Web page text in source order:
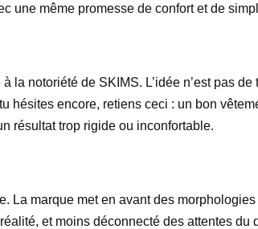
une même promesse de confort et de
la notoriété de SKIMS. L’idée n’est pas
hésites encore, retiens ceci : un bon
résultat trop rigide ou inconfortable.
La marque met en avant des
et moins déconnecté des attentes